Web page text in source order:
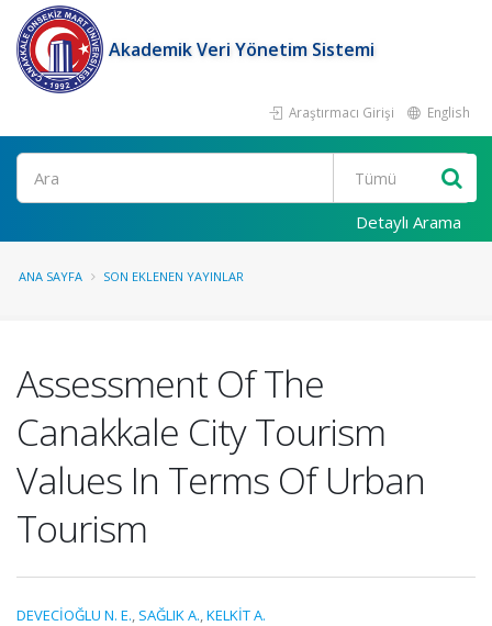
Akademik Veri Yönetim Sistemi
Araştırmacı Girişi English
Ara
Detaylı Arama
ANA SAYFA SON EKLENEN YAYINLAR
Assessment Of The
Canakkale City Tourism
Values In Terms Of Urban
Tourism
DEVECİOĞLU N. E., SAĞLIK A.,KELKİT A.